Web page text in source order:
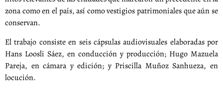
zona como en el país, así como vestigios patrimoniales que aún se
conservan.
El trabajo consiste en seis cápsulas audiovisuales elaboradas por
Hans Loosli Sáez, en conducción y producción; Hugo Mazuela
Pareja, en cámara y edición; y Priscilla Muñoz Sanhueza, en
locución.